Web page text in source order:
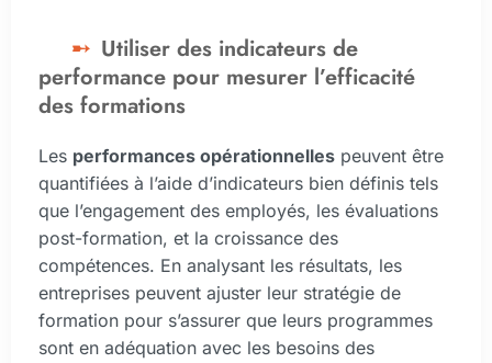
Utiliser des indicateurs de
performance pour mesurer l’efficacité
des formations
Les performances opérationnelles peuvent être
quantifiées à l’aide d’indicateurs bien définis tels
que l’engagement des employés, les évaluations
post-formation, et la croissance des
compétences. En analysant les résultats, les
entreprises peuvent ajuster leur stratégie de
formation pour s’assurer que leurs programmes
sont en adéquation avec les besoins des